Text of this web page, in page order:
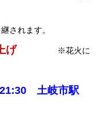
されます。
げ ※花火に
21:30 土岐市駅